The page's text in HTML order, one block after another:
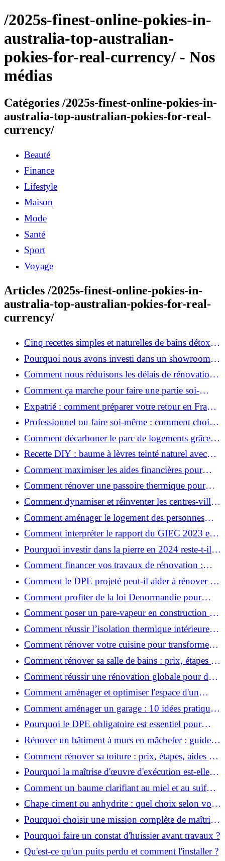
/2025s-finest-online-pokies-in-
australia-top-australian-
pokies-for-real-currency/ - Nos
médias
Catégories /2025s-finest-online-pokies-in-
australia-top-australian-pokies-for-real-
currency/
Beauté
Finance
Lifestyle
Maison
Mode
Santé
Sport
Voyage
Articles /2025s-finest-online-pokies-in-
australia-top-australian-pokies-for-real-
currency/
Cinq recettes simples et naturelles de bains détox
maison
Pourquoi nous avons investi dans un showroom-
atelier et ce que cela apporte aux clients
Comment nous réduisons les délais de rénovation à
3 mois au lieu de 6?
Comment ça marche pour faire une partie soi-
même et nous confier le reste ?
Expatrié : comment préparer votre retour en France
et rénover votre bien à distance ?
Professionnel ou faire soi-même : comment choisir
pour votre rénovation ?
Comment décarboner le parc de logements grâce à
la rénovation énergétique ?
Recette DIY : baume à lèvres teinté naturel avec
SPF
Comment maximiser les aides financières pour
votre rénovation ?
Comment rénover une passoire thermique pour
une maison durable ?
Comment dynamiser et réinventer les centres-villes
avec Action Cœur de Ville ?
Comment aménager le logement des personnes
âgées et obtenir des aides financières ?
Comment interpréter le rapport du GIEC 2023 et
en retenir l'essentiel ?
Pourquoi investir dans la pierre en 2024 reste-t-il
un choix sûr ?
Comment financer vos travaux de rénovation :
aides, prêts et solutions pratiques ?
Comment le DPE projeté peut-il aider à rénover et
valoriser votre bien ?
Comment profiter de la loi Denormandie pour
investir dans l'ancien et défiscaliser ?
Comment poser un pare-vapeur en construction et
rénovation : rôle et erreurs à éviter?
Comment réussir l’isolation thermique intérieure
pour une maison économe en énergie ?
Comment rénover votre cuisine pour transformer
votre espace de vie ?
Comment rénover sa salle de bains : prix, étapes et
astuces ?
Comment réussir une rénovation globale pour des
économies et un confort durables?
Comment aménager et optimiser l'espace d'un
studio : 10 astuces pratiques ?
Comment aménager un garage : 10 idées pratiques
et efficaces ?
Pourquoi le DPE obligatoire est essentiel pour
vendre ou louer un bien ?
Rénover un bâtiment à murs en mâchefer : guide
pratique et solutions
Comment rénover sa toiture : prix, étapes, aides et
réglementation ?
Pourquoi la maîtrise d'œuvre d'exécution est-elle
indispensable pour vos chantiers ?
Comment un baume clarifiant au miel et au suif
peut-il purifier la peau ?
Chape ciment ou anhydrite : quel choix selon votre
projet ?
Pourquoi choisir une mission complète de maîtrise
d’œuvre pour réussir vos projets?
Pourquoi faire un constat d'huissier avant travaux ?
Qu'est-ce qu'un puits perdu et comment l'installer ?